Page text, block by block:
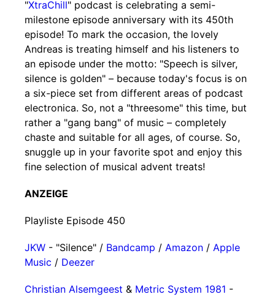
"XtraChill" podcast is celebrating a semi-
milestone episode anniversary with its 450th
episode! To mark the occasion, the lovely
Andreas is treating himself and his listeners to
an episode under the motto: "Speech is silver,
silence is golden" – because today's focus is on
a six-piece set from different areas of podcast
electronica. So, not a "threesome" this time, but
rather a "gang bang" of music – completely
chaste and suitable for all ages, of course. So,
snuggle up in your favorite spot and enjoy this
fine selection of musical advent treats!
ANZEIGE
Playliste Episode 450
JKW - "Silence" / Bandcamp / Amazon / Apple
Music / Deezer
Christian Alsemgeest & Metric System 1981 -